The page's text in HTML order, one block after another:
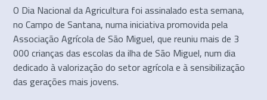
O Dia Nacional da Agricultura foi assinalado esta semana,
no Campo de Santana, numa iniciativa promovida pela
Associação Agrícola de São Miguel, que reuniu mais de 3
000 crianças das escolas da ilha de São Miguel, num dia
dedicado à valorização do setor agrícola e à sensibilização
das gerações mais jovens.